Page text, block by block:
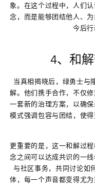
象。在这个过程中，人们
念，而是能够团结他人、
今后行
4、和
当真相揭晓后，绿勇士与
解。他们携手合作，不仅
一套新的治理方案，以确
模式强调包容与团结，使
更重要的是，这一和解过
念之间可以达成共识的一
与社区事务，共同讨论如
体，每一个声音都变得尤